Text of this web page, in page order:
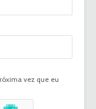
vez que eu